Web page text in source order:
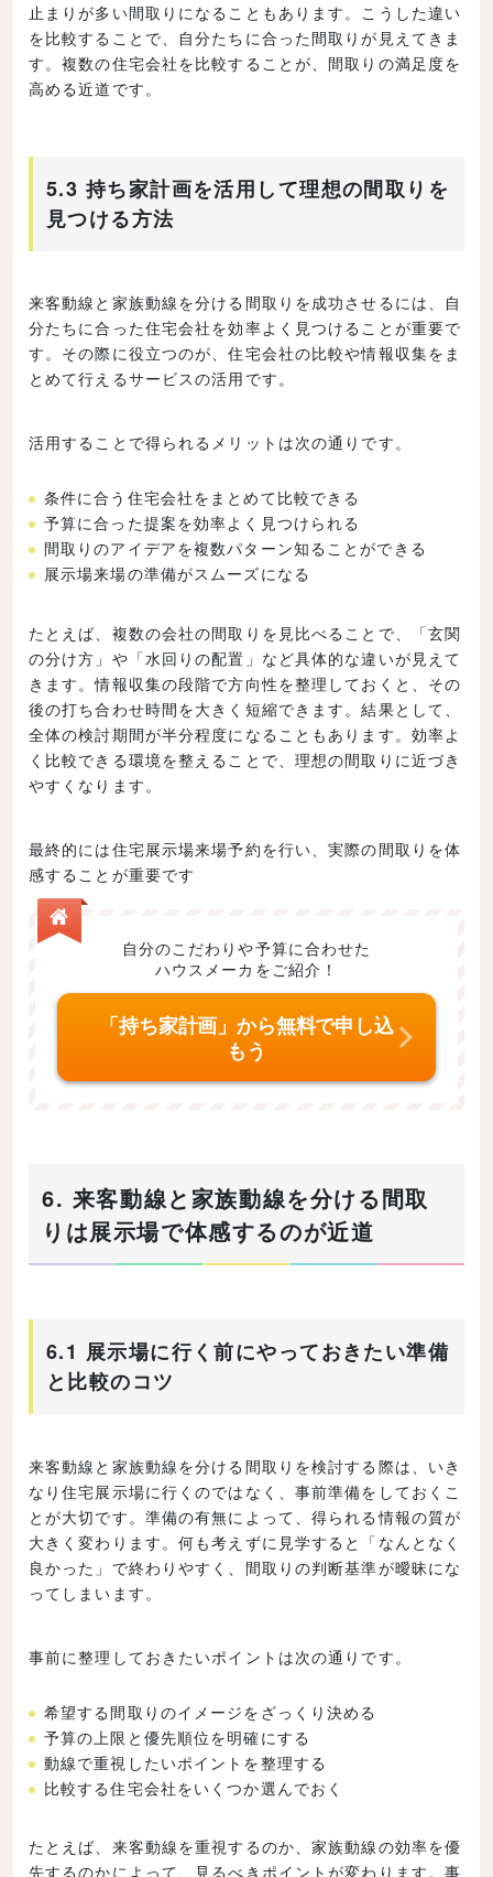
止まりが多い間取りになることもあります。こうした違い
を比較することで、自分たちに合った間取りが見えてきま
す。複数の住宅会社を比較することが、間取りの満足度を
高める近道です。
5.3 持ち家計画を活用して理想の間取りを
見つける方法
来客動線と家族動線を分ける間取りを成功させるには、自
分たちに合った住宅会社を効率よく見つけることが重要で
す。その際に役立つのが、住宅会社の比較や情報収集をま
とめて行えるサービスの活用です。
活用することで得られるメリットは次の通りです。
条件に合う住宅会社をまとめて比較できる
予算に合った提案を効率よく見つけられる
間取りのアイデアを複数パターン知ることができる
展示場来場の準備がスムーズになる
たとえば、複数の会社の間取りを見比べることで、「玄関
の分け方」や「水回りの配置」など具体的な違いが見えて
きます。情報収集の段階で方向性を整理しておくと、その
後の打ち合わせ時間を大きく短縮できます。結果として、
全体の検討期間が半分程度になることもあります。効率よ
く比較できる環境を整えることで、理想の間取りに近づき
やすくなります。
最終的には住宅展示場来場予約を行い、実際の間取りを体
感することが重要です
自分のこだわりや予算に合わせた
ハウスメーカをご紹介！
「持ち家計画」から無料で申し込
もう
6. 来客動線と家族動線を分ける間取
りは展示場で体感するのが近道
6.1 展示場に行く前にやっておきたい準備
と比較のコツ
来客動線と家族動線を分ける間取りを検討する際は、いき
なり住宅展示場に行くのではなく、事前準備をしておくこ
とが大切です。準備の有無によって、得られる情報の質が
大きく変わります。何も考えずに見学すると「なんとなく
良かった」で終わりやすく、間取りの判断基準が曖昧にな
ってしまいます。
事前に整理しておきたいポイントは次の通りです。
希望する間取りのイメージをざっくり決める
予算の上限と優先順位を明確にする
動線で重視したいポイントを整理する
比較する住宅会社をいくつか選んでおく
たとえば、来客動線を重視するのか、家族動線の効率を優
先するのかによって、見るべきポイントが変わります。事